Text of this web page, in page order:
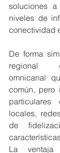
soluciones
niveles de
conectividad
De forma
regional
omnicanal
común, pero
locales,
de
La ventaja